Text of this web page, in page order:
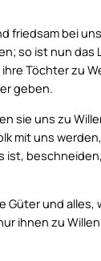
friedsam bei
so ist nun das
Töchter zu
geben.
sie uns zu
mit uns
ist,
Güter und alles,
ihnen zu